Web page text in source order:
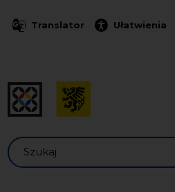
Translator Ułatwienia
Szukaj